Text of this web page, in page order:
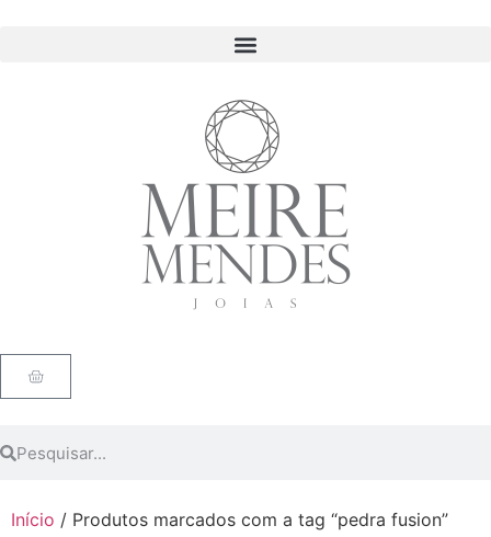
Início / Produtos marcados com a tag “pedra fusion”